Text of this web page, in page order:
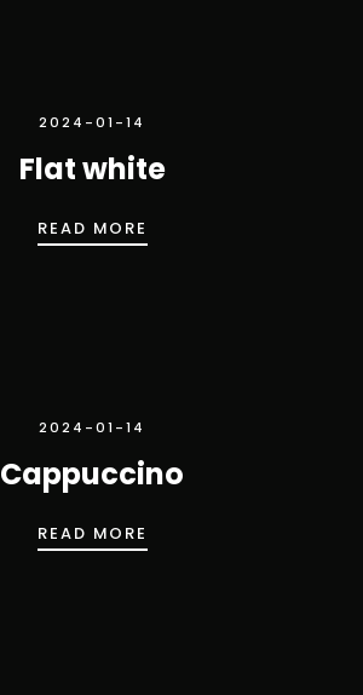
2024-01-14
Flat white
READ MORE
2024-01-14
Cappuccino
READ MORE